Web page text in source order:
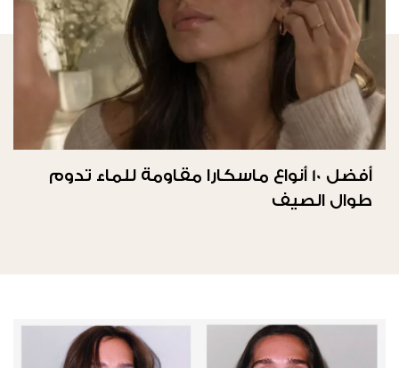
أفضل 10 أنواع ماسكارا مقاومة للماء تدوم
طوال الصيف